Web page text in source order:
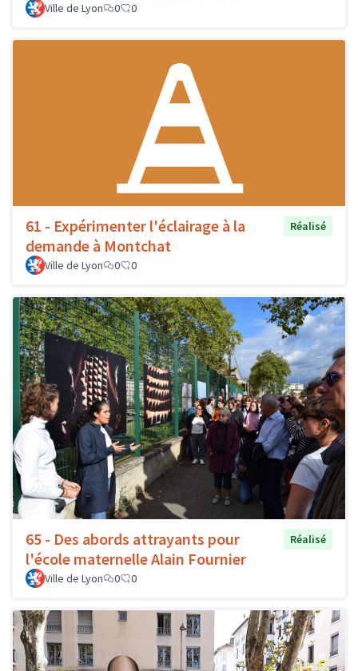
Ville de Lyon 0 0
61 - Expérimenter l'éclairage à la
demande à Montchat
Réalisé
Ville de Lyon 0 0
65 - Des abords attrayants pour
l'école maternelle Alain Fournier
Réalisé
Ville de Lyon 0 0